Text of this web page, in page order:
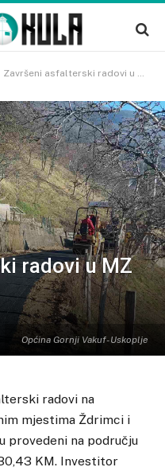
Završeni asfalterski radovi u MZ Vrse- Ždrimci
Općina Gornji Vakuf- Uskoplje
radovi u MZ
radovi na
mjestima Ždrimci i
provedeni na području
KM. Investitor